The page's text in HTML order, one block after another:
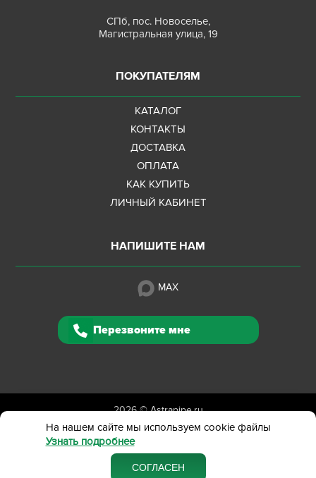
СПб, пос. Новоселье,
Магистральная улица, 19
ПОКУПАТЕЛЯМ
КАТАЛОГ
КОНТАКТЫ
ДОСТАВКА
ОПЛАТА
КАК КУПИТЬ
ЛИЧНЫЙ КАБИНЕТ
НАПИШИТЕ НАМ
MAX
Перезвоните мне
2026 ©Astrapipe.ru
Полная версия сайта
Политика конфиденциальности
Вся представленная на сайте информация приведена
в ознакомительных целях и не является публичной офертой
На нашем сайте мы используем cookie файлы
Узнать подробнее
СОГЛАСЕН